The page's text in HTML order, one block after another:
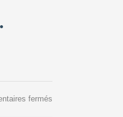
fermés